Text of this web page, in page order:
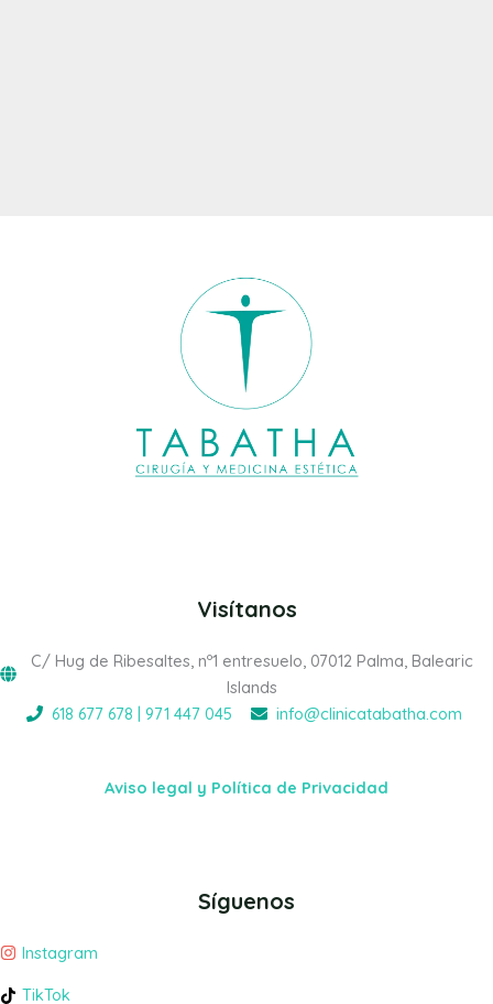
Visítanos
C/ Hug de Ribesaltes, nº1 entresuelo, 07012 Palma, Balearic
Islands
618 677 678 | 971 447 045
info@clinicatabatha.com
Aviso legal y Política de Privacidad
Síguenos
Instagram
TikTok